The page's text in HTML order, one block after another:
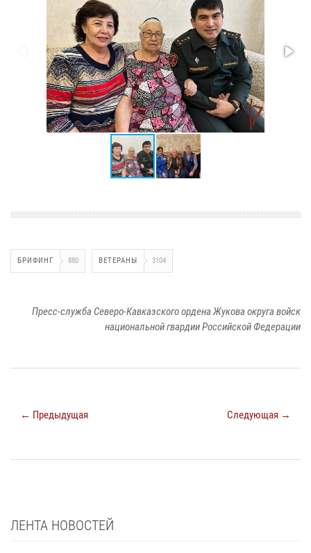
БРИФИНГ 880 ВЕТЕРАНЫ 3104
Пресс-служба Северо-Кавказского ордена Жукова округа войск
национальной гвардии Российской Федерации
← Предыдущая Следующая →
ЛЕНТА НОВОСТЕЙ